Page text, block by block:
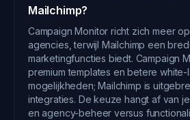
Mailchimp?
Campaign Monitor richt zich meer
agencies, terwijl Mailchimp een
marketingfuncties biedt. Campaign
premium templates en betere white-
mogelijkheden; Mailchimp is
integraties. De keuze hangt af van
en agency-beheer versus